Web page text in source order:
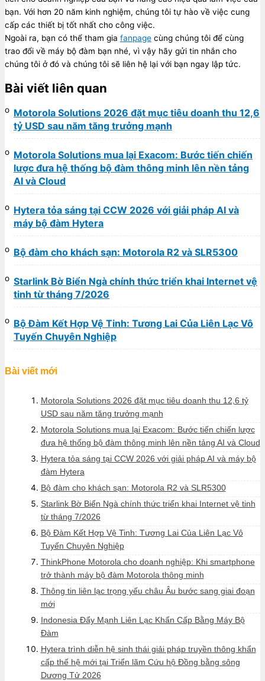
bạn. Với hơn 20 năm kinh nghiệm, chúng tôi tự hào về việc cung
cấp các thiết bị tốt nhất cho công việc.
Ngoài ra, bạn có thể tham gia fanpage cùng chúng tôi để cùng
trao đổi về máy bộ đàm bạn nhé, vì vậy hãy gửi tin nhắn cho
chúng tôi ở đó và chúng tôi sẽ liên hệ lại với bạn ngay lập tức.
Bài viết liên quan
Motorola Solutions 2026 đặt mục tiêu doanh thu 12,6
tỷ USD sau năm tăng trưởng mạnh
Motorola Solutions mua lại Exacom: Bước tiến chiến
lược đưa hệ thống bộ đàm thông minh lên nền tảng
AI và Cloud
Hytera tỏa sáng tại CCW 2026 với giải pháp AI và
máy bộ đàm Hytera
Bộ đàm cho khách sạn: Motorola R2 và SLR5300
Starlink Bờ Biển Ngà chính thức triển khai Internet vệ
tinh từ tháng 7/2026
Bộ Đàm Kết Hợp Vệ Tinh: Tương Lai Của Liên Lạc Vô
Tuyến Chuyên Nghiệp
Bài viết mới
Motorola Solutions 2026 đặt mục tiêu doanh thu 12,6 tỷ
USD sau năm tăng trưởng mạnh
Motorola Solutions mua lại Exacom: Bước tiến chiến lược
đưa hệ thống bộ đàm thông minh lên nền tảng AI và Cloud
Hytera tỏa sáng tại CCW 2026 với giải pháp AI và máy bộ
đàm Hytera
Bộ đàm cho khách sạn: Motorola R2 và SLR5300
Starlink Bờ Biển Ngà chính thức triển khai Internet vệ tinh
từ tháng 7/2026
Bộ Đàm Kết Hợp Vệ Tinh: Tương Lai Của Liên Lạc Vô
Tuyến Chuyên Nghiệp
ThinkPhone Motorola cho doanh nghiệp: Khi smartphone
trở thành máy bộ đàm Motorola thông minh
Thông tin liên lạc trọng yếu châu Âu bước sang giai đoạn
mới
Indonesia Đẩy Mạnh Liên Lạc Khẩn Cấp Bằng Máy Bộ
Đàm
Hytera trình diễn hệ sinh thái giải pháp truyền thông khẩn
cấp thế hệ mới tại Triển lãm Cứu hộ Đồng bằng sông
Dương Tử 2026